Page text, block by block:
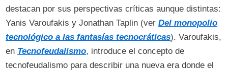
destacan por sus perspectivas críticas aunque distintas:
Yanis Varoufakis y Jonathan Taplin (verDel monopolio
tecnológico a las fantasías tecnocráticas). Varoufakis,
en Tecnofeudalismo, introduce el concepto de
tecnofeudalismo para describir una nueva era donde el